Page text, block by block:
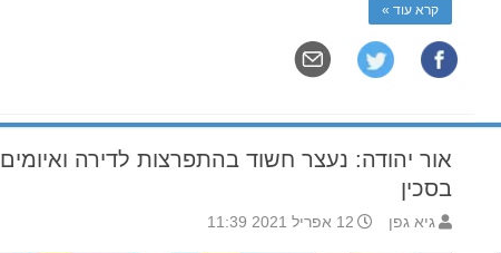
קרא עוד »
אור יהודה: נעצר חשוד בהתפרצות לדירה ואיומים
בסכין
גיא גפן 12 אפריל 2021 11:39